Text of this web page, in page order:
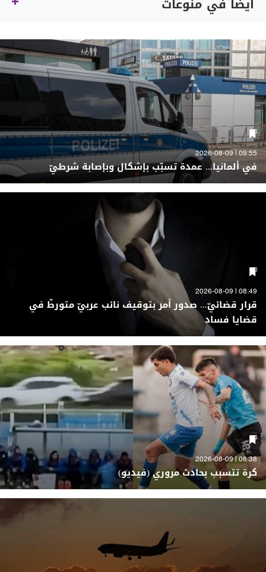
09:55 | 2026-08-09
في ألمانيا... عمدة تسبّب بإشكال وبإصابة شرطيّ
08:49 | 2026-08-09
قرار قضائيّ... صدور أمر بتوقيف نائب عربيّ متورطّ في
قضايا فساد
08:38 | 2026-08-09
كرة تتسبب بحادث مروري (فيديو)